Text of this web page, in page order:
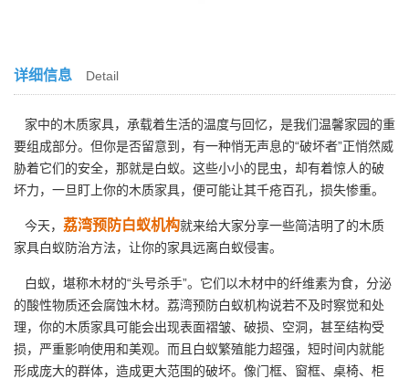
详细信息 Detail
家中的木质家具，承载着生活的温度与回忆，是我们温馨家园的重
要组成部分。但你是否留意到，有一种悄无声息的“破坏者”正悄然威
胁着它们的安全，那就是白蚁。这些小小的昆虫，却有着惊人的破
坏力，一旦盯上你的木质家具，便可能让其千疮百孔，损失惨重。
今天， 荔湾预防白蚁机构就来给大家分享一些简洁明了的木质
家具白蚁防治方法，让你的家具远离白蚁侵害。
白蚁，堪称木材的“头号杀手”。它们以木材中的纤维素为食，分泌
的酸性物质还会腐蚀木材。荔湾预防白蚁机构说若不及时察觉和处
理，你的木质家具可能会出现表面褶皱、破损、空洞，甚至结构受
损，严重影响使用和美观。而且白蚁繁殖能力超强，短时间内就能
形成庞大的群体，造成更大范围的破坏。像门框、窗框、桌椅、柜